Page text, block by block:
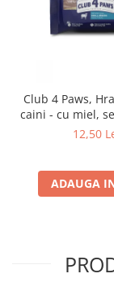
Club 4 Paws,
caini - cu miel,
g
12,50
ADAUGA